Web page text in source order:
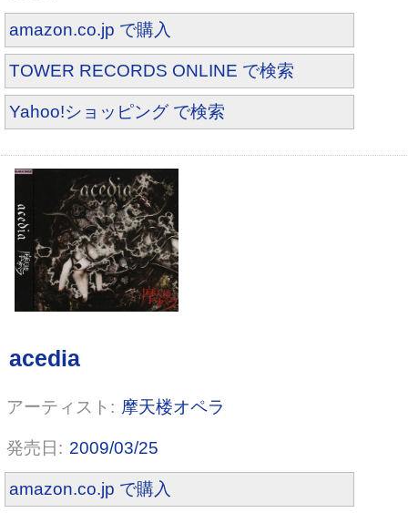
amazon.co.jp で購入
TOWER RECORDS ONLINE で検索
Yahoo!ショッピング で検索
摩天楼オペラ
2009/03/25
amazon.co.jp で購入
心臓。